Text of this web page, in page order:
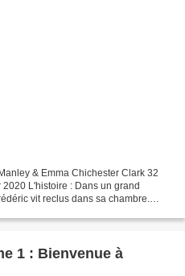
& Emma Chichester Clark 32
L'histoire : Dans un grand
vit reclus dans sa chambre.
1 : Bienvenue à